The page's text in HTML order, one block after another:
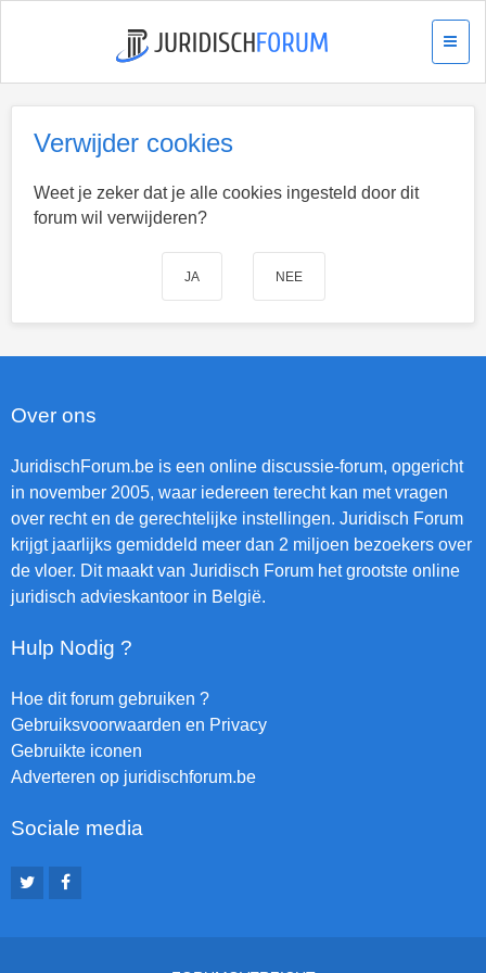
Verwijder cookies
Weet je zeker dat je alle cookies ingesteld door dit
forum wil verwijderen?
Over ons
JuridischForum.be is een online discussie-forum, opgericht
in november 2005, waar iedereen terecht kan met vragen
over recht en de gerechtelijke instellingen. Juridisch Forum
krijgt jaarlijks gemiddeld meer dan 2 miljoen bezoekers over
de vloer. Dit maakt van Juridisch Forum het grootste online
juridisch advieskantoor in België.
Hulp Nodig ?
Hoe dit forum gebruiken ?
Gebruiksvoorwaarden en Privacy
Gebruikte iconen
Adverteren op juridischforum.be
Sociale media